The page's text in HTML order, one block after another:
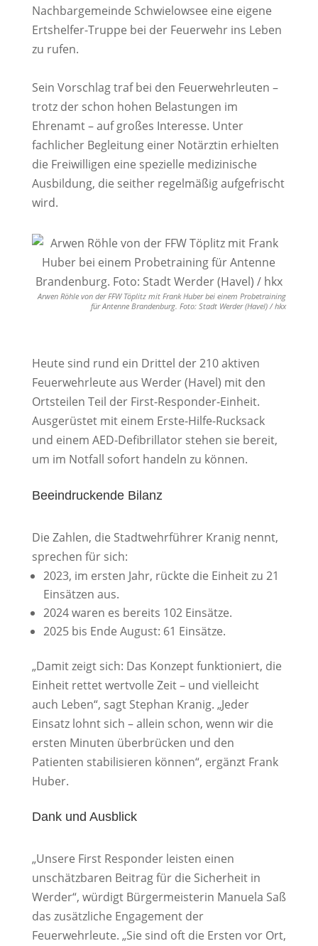
Nachbargemeinde Schwielowsee eine eigene
Ertshelfer-Truppe bei der Feuerwehr ins Leben
zu rufen.
Sein Vorschlag traf bei den Feuerwehrleuten –
trotz der schon hohen Belastungen im
Ehrenamt – auf großes Interesse. Unter
fachlicher Begleitung einer Notärztin erhielten
die Freiwilligen eine spezielle medizinische
Ausbildung, die seither regelmäßig aufgefrischt
wird.
Arwen Röhle von der FFW Töplitz mit Frank Huber bei einem Probetraining
für Antenne Brandenburg. Foto: Stadt Werder (Havel) / hkx
Heute sind rund ein Drittel der 210 aktiven
Feuerwehrleute aus Werder (Havel) mit den
Ortsteilen Teil der First-Responder-Einheit.
Ausgerüstet mit einem Erste-Hilfe-Rucksack
und einem AED-Defibrillator stehen sie bereit,
um im Notfall sofort handeln zu können.
Beeindruckende Bilanz
Die Zahlen, die Stadtwehrführer Kranig nennt,
sprechen für sich:
2023, im ersten Jahr, rückte die Einheit zu 21
Einsätzen aus.
2024 waren es bereits 102 Einsätze.
2025 bis Ende August: 61 Einsätze.
„Damit zeigt sich: Das Konzept funktioniert, die
Einheit rettet wertvolle Zeit – und vielleicht
auch Leben“, sagt Stephan Kranig. „Jeder
Einsatz lohnt sich – allein schon, wenn wir die
ersten Minuten überbrücken und den
Patienten stabilisieren können“, ergänzt Frank
Huber.
Dank und Ausblick
„Unsere First Responder leisten einen
unschätzbaren Beitrag für die Sicherheit in
Werder“, würdigt Bürgermeisterin Manuela Saß
das zusätzliche Engagement der
Feuerwehrleute. „Sie sind oft die Ersten vor Ort,